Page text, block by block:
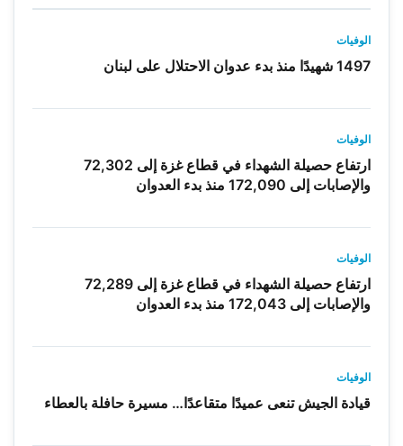
الوفيات
1497 شهيدًا منذ بدء عدوان الاحتلال على لبنان
الوفيات
ارتفاع حصيلة الشهداء في قطاع غزة إلى 72,302
والإصابات إلى 172,090 منذ بدء العدوان
الوفيات
ارتفاع حصيلة الشهداء في قطاع غزة إلى 72,289
والإصابات إلى 172,043 منذ بدء العدوان
الوفيات
قيادة الجيش تنعى عميدًا متقاعدًا… مسيرة حافلة بالعطاء